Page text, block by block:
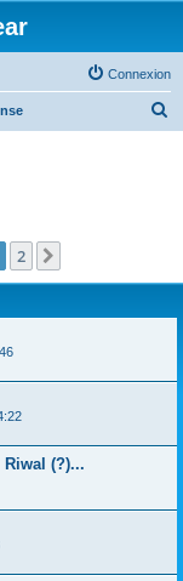
Connexion
c
2
(?)...